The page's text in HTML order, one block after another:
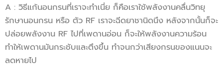
A : วิธีแก้นอนกรนที่เราจะทำเนี่ย ก็คือเราใช้พลังงานคลื่นวิทยุ
รักษานอนกรน หรือ ตัว RF เราจะฉีดยาชานิดนึง หลังจากนั้นก็จะ
ปล่อยพลังงาน RF ไปที่เพดานอ่อน ก็จะให้พลังงานความร้อน
ทำให้เพดานมันกระชับและตึงขึ้น ทำจนกว่าเสียงกรนของแนนจะ
ลดหายไป